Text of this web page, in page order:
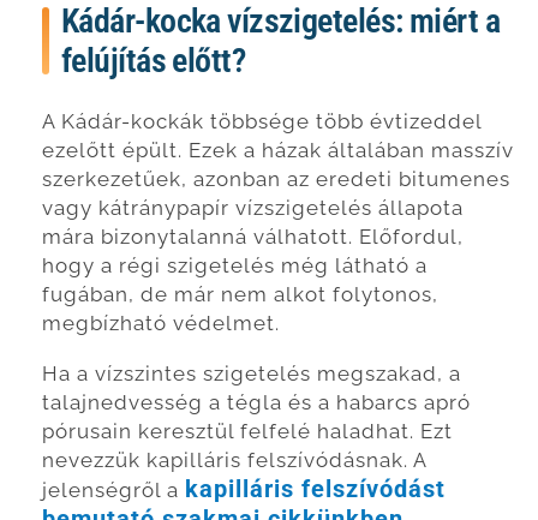
Kádár-kocka vízszigetelés: miért a
felújítás előtt?
A Kádár-kockák többsége több évtizeddel
ezelőtt épült. Ezek a házak általában masszív
szerkezetűek, azonban az eredeti bitumenes
vagy kátránypapír vízszigetelés állapota
mára bizonytalanná válhatott. Előfordul,
hogy a régi szigetelés még látható a
fugában, de már nem alkot folytonos,
megbízható védelmet.
Ha a vízszintes szigetelés megszakad, a
talajnedvesség a tégla és a habarcs apró
pórusain keresztül felfelé haladhat. Ezt
nevezzük kapilláris felszívódásnak. A
jelenségről a kapilláris felszívódást